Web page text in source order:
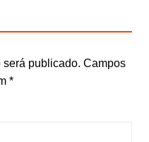
será publicado. Campos
*